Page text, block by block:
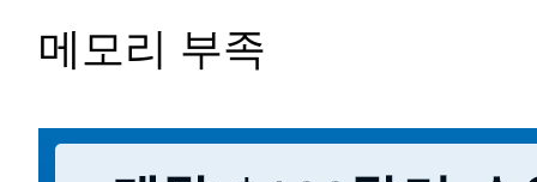
메모리 부족